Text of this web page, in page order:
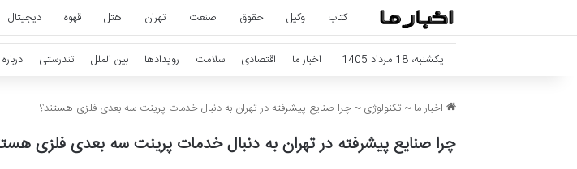
کتاب وکیل حقوق صنعت تهران هتل قهوه دیجیتال
یکشنبه، 18 مرداد 1405 اخبار ما اقتصادی سلامت رویدادها بین الملل تندرستی
اخبار ما ~ تکنولوژی ~ چرا صنایع پیشرفته در تهران به دنبال خدمات پرینت سه بعدی فلزی هستند؟
چرا صنایع پیشرفته در تهران به دنبال خدمات پرینت سه بعدی فلزی